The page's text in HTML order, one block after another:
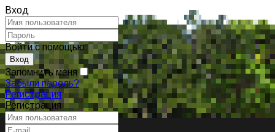
Вход
Войти с помощью:
Запомнить меня
Забыли пароль?
Регистрация
Регистрация